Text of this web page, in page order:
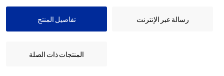
تفاصيل المنتج رسالة عبر الإنترنت
المنتجات ذات الصلة